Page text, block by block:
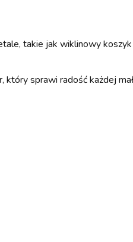
takie jak wiklinowy
który sprawi radość każdej